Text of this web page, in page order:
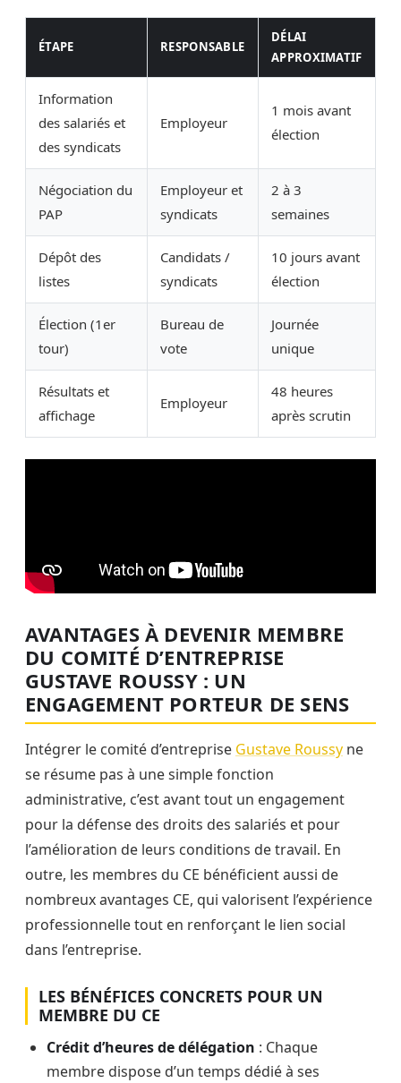
ÉTAPE RESPONSABLE
DÉLAI
APPROXIMATIF
Information
des salariés et
des syndicats
Employeur
1 mois avant
élection
Négociation du
PAP
Employeur et
syndicats
2 à 3
semaines
Dépôt des
listes
Candidats /
syndicats
10 jours avant
élection
Élection (1er
tour)
Bureau de
vote
Journée
unique
Résultats et
affichage
Employeur
48 heures
après scrutin
AVANTAGES À DEVENIR MEMBRE
DU COMITÉ D’ENTREPRISE
GUSTAVE ROUSSY : UN
ENGAGEMENT PORTEUR DE SENS
Intégrer le comité d’entreprise Gustave Roussy ne
se résume pas à une simple fonction
administrative, c’est avant tout un engagement
pour la défense des droits des salariés et pour
l’amélioration de leurs conditions de travail. En
outre, les membres du CE bénéficient aussi de
nombreux avantages CE, qui valorisent l’expérience
professionnelle tout en renforçant le lien social
dans l’entreprise.
LES BÉNÉFICES CONCRETS POUR UN
MEMBRE DU CE
Crédit d’heures de délégation : Chaque
membre dispose d’un temps dédié à ses